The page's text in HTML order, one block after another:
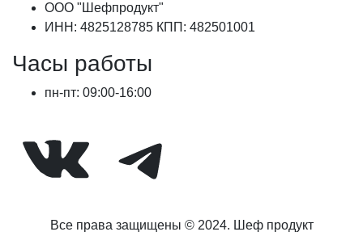
ООО "Шефпродукт"
ИНН: 4825128785 КПП: 482501001
Часы работы
пн-пт: 09:00-16:00
ВКонтактеTelegram
Все права защищены © 2024. Шеф продукт